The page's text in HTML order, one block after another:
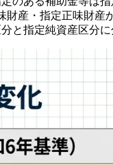
産・指定正味財
と指定純資産区分